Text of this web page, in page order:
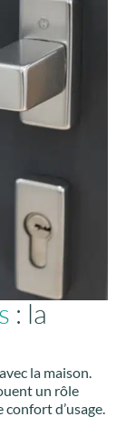
: la
la maison.
un rôle
d’usage.